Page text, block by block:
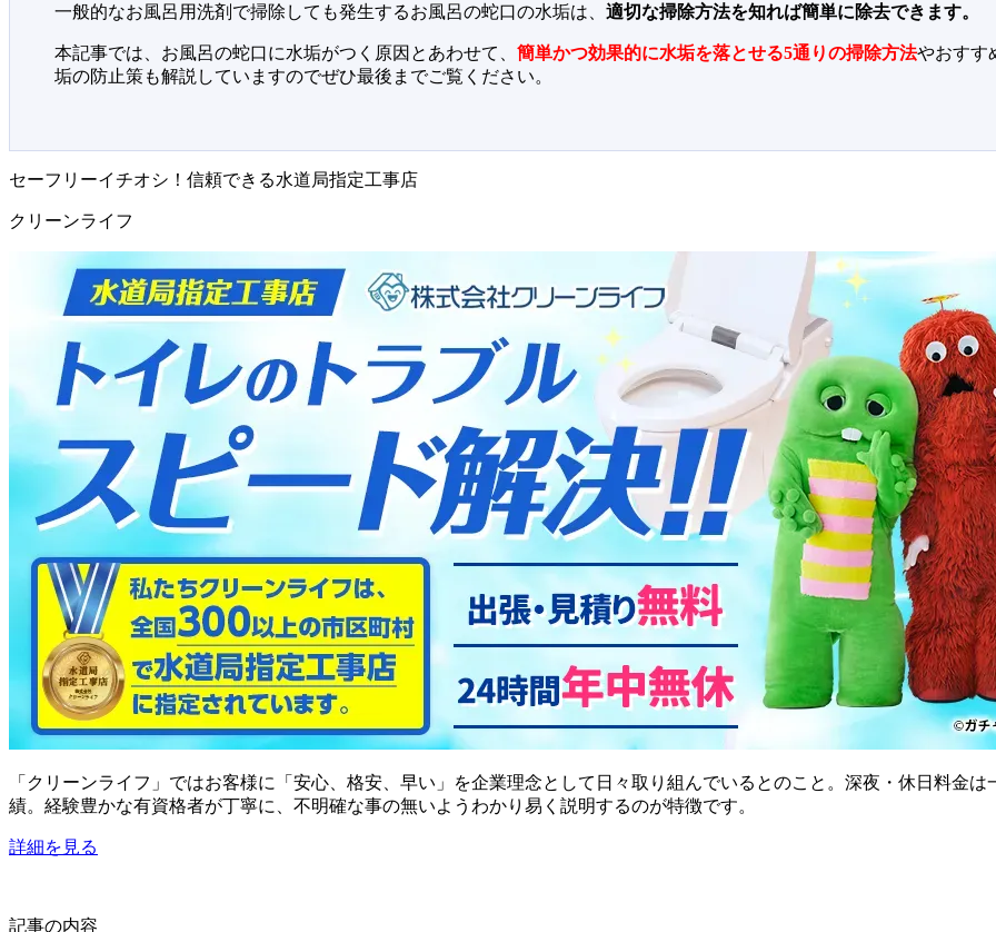
一般的なお風呂用洗剤で掃除しても発生するお風呂の蛇口の水垢は、 適切な掃除方法を知れば簡単に除去できます。
本記事では、お風呂の蛇口に水垢がつく原因とあわせて、 簡単かつ効果的に水垢を落とせる5通りの掃除方法やおすす
垢の防止策も解説していますのでぜひ最後までご覧ください。
セーフリーイチオシ！信頼できる水道局指定工事店
クリーンライフ
「クリーンライフ」ではお客様に「安心、格安、早い」を企業理念として日々取り組んでいるとのこと。深夜・休日料金
績。経験豊かな有資格者が丁寧に、不明確な事の無いようわかり易く説明するのが特徴です。
詳細を見る
記事の内容